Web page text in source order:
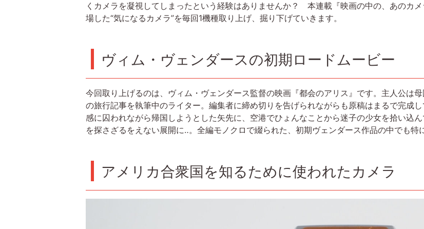
くカメラを凝視してしまったという経験はありませんか？ 本連載『映画の中の、あのカ
場した“気になるカメラ”を毎回1機種取り上げ、掘り下げていきます。
ヴィム・ヴェンダースの初期ロードムービー
今回取り上げるのは、ヴィム・ヴェンダース監督の映画『都会のアリス』です。主人公は
の旅行記事を執筆中のライター。編集者に締め切りを告げられながらも原稿はまるで完成
感に囚われながら帰国しようとした矢先に、空港でひょんなことから迷子の少女を拾い込
を探さざるをえない展開に‥。全編モノクロで綴られた、初期ヴェンダース作品の中でも特
アメリカ合衆国を知るために使われたカメラ